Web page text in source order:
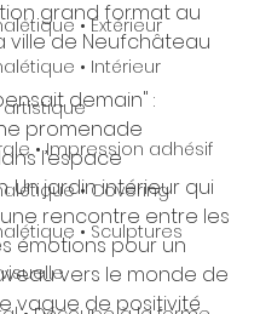
• Éxtérieur
• Intérieur
artistique
• Impression adhésif
• Covering
• Sculptures
grand format au
ville de Neufchâteau
demain" :
promenade
l’espace
Un jardin intérieur qui
rencontre entre les
émotions pour un
vers le monde de
vague de positivité